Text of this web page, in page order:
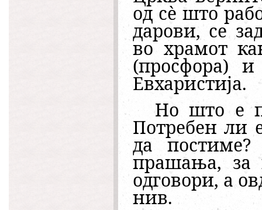
од сè што
дарови, се
во храмот
(просфора)
Евхаристија.
Но што е
Потребен ли
да постиме?
прашања, за
одговори, а
нив.